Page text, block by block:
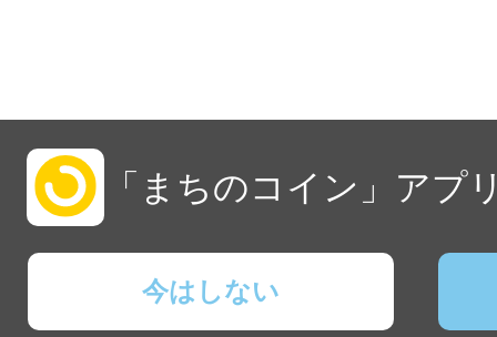
「まちのコイン」アプ
今はしない